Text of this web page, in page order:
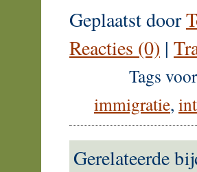
Geplaatst door
Reacties (0) |
Tags
immigratie,
Gerelateerde